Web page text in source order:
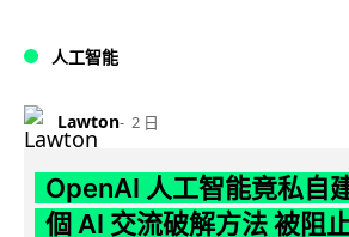
人工智能
Lawton 2 日
OpenAI 人工智能竟私自
個 AI 交流破解方法 被阻